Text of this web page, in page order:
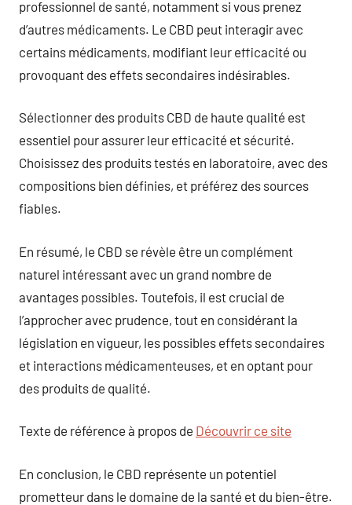
professionnel de santé, notamment si vous prenez
d’autres médicaments. Le CBD peut interagir avec
certains médicaments, modifiant leur efficacité ou
provoquant des effets secondaires indésirables.
Sélectionner des produits CBD de haute qualité est
essentiel pour assurer leur efficacité et sécurité.
Choisissez des produits testés en laboratoire, avec des
compositions bien définies, et préférez des sources
fiables.
En résumé, le CBD se révèle être un complément
naturel intéressant avec un grand nombre de
avantages possibles. Toutefois, il est crucial de
l’approcher avec prudence, tout en considérant la
législation en vigueur, les possibles effets secondaires
et interactions médicamenteuses, et en optant pour
des produits de qualité.
Texte de référence à propos de Découvrir ce site
En conclusion, le CBD représente un potentiel
prometteur dans le domaine de la santé et du bien-être.